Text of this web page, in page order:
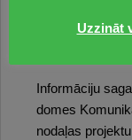
Esplanāde ir
mantojuma.
Informāciju
domes
nodaļas
Uzzināt